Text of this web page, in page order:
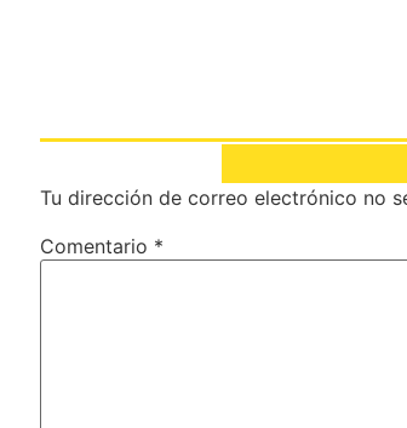
Tu dirección de correo electrónico no
Comentario *